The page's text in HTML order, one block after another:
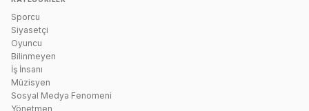
Sporcu
Siyasetçi
Oyuncu
Bilinmeyen
İş İnsanı
Müzisyen
Sosyal Medya Fenomeni
Yönetmen